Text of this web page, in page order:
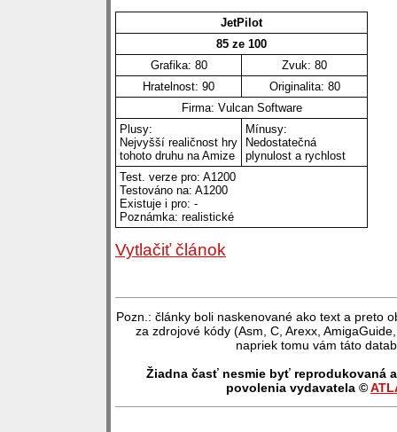
JetPilot
85 ze 100
Grafika: 80
Zvuk: 80
Hratelnost: 90
Originalita: 80
Firma: Vulcan Software
Plusy:
Nejvyšší realičnost hry
tohoto druhu na Amize
Mínusy:
Nedostatečná
plynulost a rychlost
Test. verze pro: A1200
Testováno na: A1200
Existuje i pro: -
Poznámka: realistické
Vytlačiť článok
Pozn.: články boli naskenované ako text a preto
za zdrojové kódy (Asm, C, Arexx,
napriek tomu vám táto
Žiadna časť nesmie byť reprodukovaná
povolenia vydavatela ©